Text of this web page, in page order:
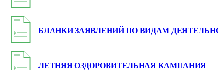
БЛАНКИ ЗАЯВЛЕНИЙ ПО ВИДАМ
ЛЕТНЯЯ ОЗДОРОВИТЕЛЬНАЯ КАМПАНИЯ